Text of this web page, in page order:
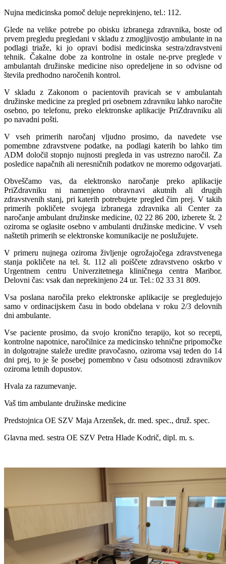
Nujna medicinska pomoč deluje neprekinjeno, tel.: 112.
Glede na velike potrebe po obisku izbranega zdravnika, boste od
prvem pregledu pregledani v skladu z zmogljivostjo ambulante in na
podlagi triaže, ki jo opravi bodisi medicinska sestra/zdravstveni
tehnik. Čakalne dobe za kontrolne in ostale ne-prve preglede v
ambulantah družinske medicine niso opredeljene in so odvisne od
števila predhodno naročenih kontrol.
V skladu z Zakonom o pacientovih pravicah se v ambulantah
družinske medicine za pregled pri osebnem zdravniku lahko naročite
osebno, po telefonu, preko elektronske aplikacije PriZdravniku ali
po navadni pošti.
V vseh primerih naročanj vljudno prosimo, da navedete vse
pomembne zdravstvene podatke, na podlagi katerih bo lahko tim
ADM določil stopnjo nujnosti pregleda in vas ustrezno naročil. Za
posledice napačnih ali neresničnih podatkov ne moremo odgovarjati.
Obveščamo vas, da elektronsko naročanje preko aplikacije
PriZdravniku ni namenjeno obravnavi akutnih ali drugih
zdravstvenih stanj, pri katerih potrebujete pregled čim prej. V takih
primerih pokličete svojega izbranega zdravnika ali Center za
naročanje ambulant družinske medicine, 02 22 86 200, izberete št. 2
oziroma se oglasite osebno v ambulanti družinske medicine. V vseh
naštetih primerih se elektronske komunikacije ne poslužujete.
V primeru nujnega oziroma življenje ogrožajočega zdravstvenega
stanja pokličete na tel. št. 112 ali poiščete zdravstveno oskrbo v
Urgentnem centru Univerzitetnega kliničnega centra Maribor.
Delovni čas: vsak dan neprekinjeno 24 ur. Tel.: 02 33 31 809.
Vsa poslana naročila preko elektronske aplikacije se pregledujejo
samo v ordinacijskem času in bodo obdelana v roku 2/3 delovnih
dni ambulante.
Vse paciente prosimo, da svojo kronično terapijo, kot so recepti,
kontrolne napotnice, naročilnice za medicinsko tehnične pripomočke
in dolgotrajne staleže uredite pravočasno, oziroma vsaj teden do 14
dni prej, to je še posebej pomembno v času odsotnosti zdravnikov
oziroma letnih dopustov.
Hvala za razumevanje.
Vaš tim ambulante družinske medicine
Predstojnica OE SZV Maja Arzenšek, dr. med. spec., druž. spec.
Glavna med. sestra OE SZV Petra Hlade Kodrič, dipl. m. s.